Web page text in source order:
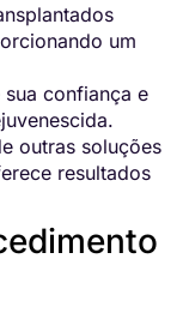
um
sua confiança e
outras soluções
resultados